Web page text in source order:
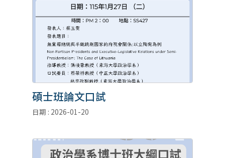
碩士班論文口試
日期 : 2026-01-20